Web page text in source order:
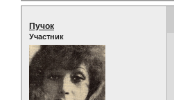
Пучок
Участник